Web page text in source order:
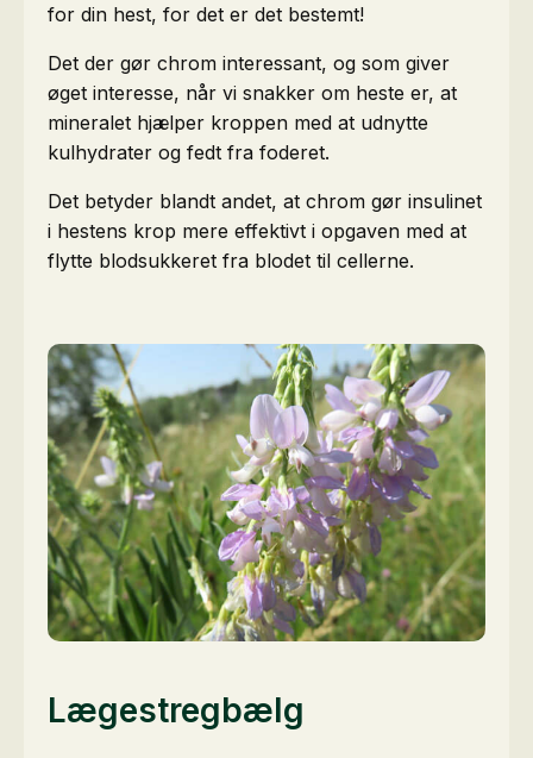
for din hest, for det er det bestemt!
Det der gør chrom interessant, og som giver
øget interesse, når vi snakker om heste er, at
mineralet hjælper kroppen med at udnytte
kulhydrater og fedt fra foderet.
Det betyder blandt andet, at chrom gør insulinet
i hestens krop mere effektivt i opgaven med at
flytte blodsukkeret fra blodet til cellerne.
Lægestregbælg